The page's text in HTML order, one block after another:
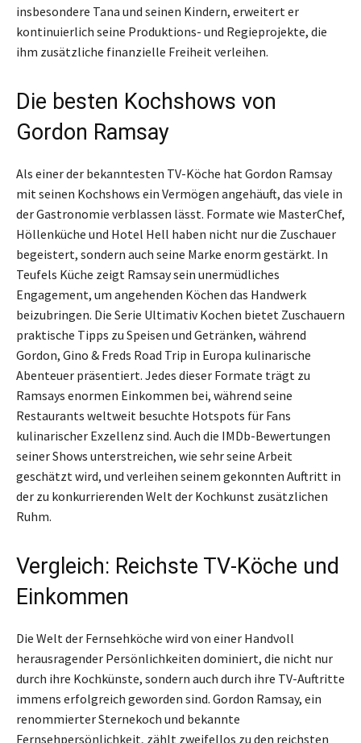
insbesondere Tana und seinen Kindern, erweitert er
kontinuierlich seine Produktions- und Regieprojekte, die
ihm zusätzliche finanzielle Freiheit verleihen.
Die besten Kochshows von
Gordon Ramsay
Als einer der bekanntesten TV-Köche hat Gordon Ramsay
mit seinen Kochshows ein Vermögen angehäuft, das viele in
der Gastronomie verblassen lässt. Formate wie MasterChef,
Höllenküche und Hotel Hell haben nicht nur die Zuschauer
begeistert, sondern auch seine Marke enorm gestärkt. In
Teufels Küche zeigt Ramsay sein unermüdliches
Engagement, um angehenden Köchen das Handwerk
beizubringen. Die Serie Ultimativ Kochen bietet Zuschauern
praktische Tipps zu Speisen und Getränken, während
Gordon, Gino & Freds Road Trip in Europa kulinarische
Abenteuer präsentiert. Jedes dieser Formate trägt zu
Ramsays enormen Einkommen bei, während seine
Restaurants weltweit besuchte Hotspots für Fans
kulinarischer Exzellenz sind. Auch die IMDb-Bewertungen
seiner Shows unterstreichen, wie sehr seine Arbeit
geschätzt wird, und verleihen seinem gekonnten Auftritt in
der zu konkurrierenden Welt der Kochkunst zusätzlichen
Ruhm.
Vergleich: Reichste TV-Köche und
Einkommen
Die Welt der Fernsehköche wird von einer Handvoll
herausragender Persönlichkeiten dominiert, die nicht nur
durch ihre Kochkünste, sondern auch durch ihre TV-Auftritte
immens erfolgreich geworden sind. Gordon Ramsay, ein
renommierter Sternekoch und bekannte
Fernsehpersönlichkeit, zählt zweifellos zu den reichsten